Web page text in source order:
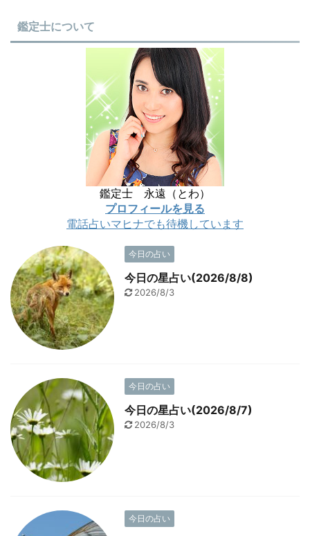
鑑定士について
鑑定士 永遠（とわ）
プロフィールを見る
電話占いマヒナでも待機しています
今日の占い
今日の星占い(2026/8/8)
2026/8/3
今日の占い
今日の星占い(2026/8/7)
2026/8/3
今日の占い